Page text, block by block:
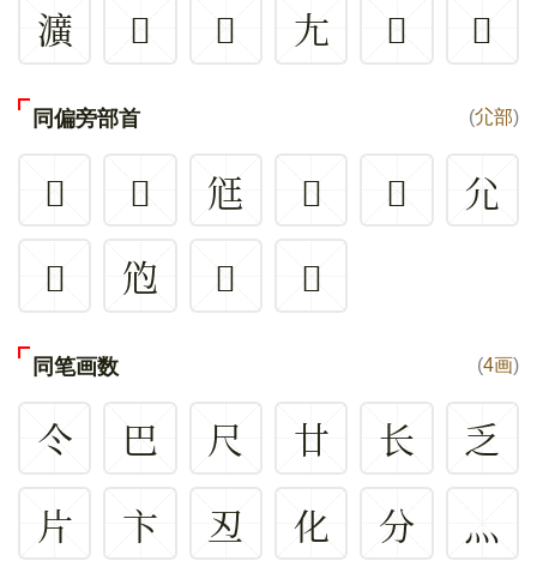
瀇
𠕿 𡝝 𡯁 𣢫 𤷀
同偏旁部首 (尣部)
𡯒 𡯑 尩 𡰂 𡯱
尣
𡯫
尦 𡯷 𡯛
同笔画数 (4画)
仒 巴 尺 廿 长
乏
片
卞 丒 化 分 灬